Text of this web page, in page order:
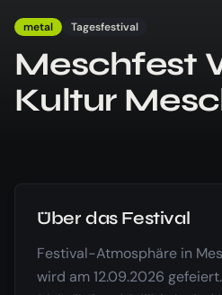
metal Tagesfestival
Meschfest
Kultur
Über das Festival
Festival-Atmosphäre in
wird am 12.09.2026